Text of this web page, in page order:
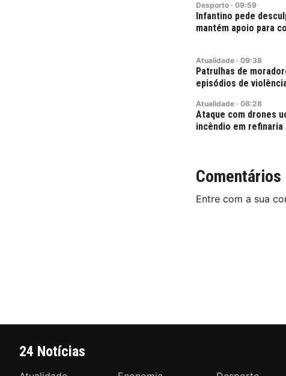
Desporto · 09:59
Infantino pede
mantém apoio para
Atualidade · 09:38
Patrulhas de
episódios de
Atualidade · 08:28
Ataque com drones
incêndio em refinaria
Comentários
Entre com a sua
24 Notícias